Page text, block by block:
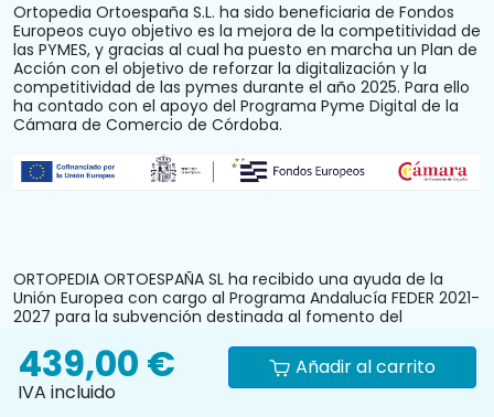
Ortopedia Ortoespaña S.L. ha sido beneficiaria de Fondos
Europeos cuyo objetivo es la mejora de la competitividad de
las PYMES, y gracias al cual ha puesto en marcha un Plan de
Acción con el objetivo de reforzar la digitalización y la
competitividad de las pymes durante el año 2025. Para ello
ha contado con el apoyo del Programa Pyme Digital de la
Cámara de Comercio de Córdoba.
ORTOPEDIA ORTOESPAÑA SL ha recibido una ayuda de la
Unión Europea con cargo al Programa Andalucía FEDER 2021-
2027 para la subvención destinada al fomento del
personas trabajadoras autónomas y pymes comerciales y
artesanas, mediante la mejora del equipamiento
productivo, instalaciones u otros activos fijos (reforma y
439,00 €
IVA incluido
Añadir al carrito